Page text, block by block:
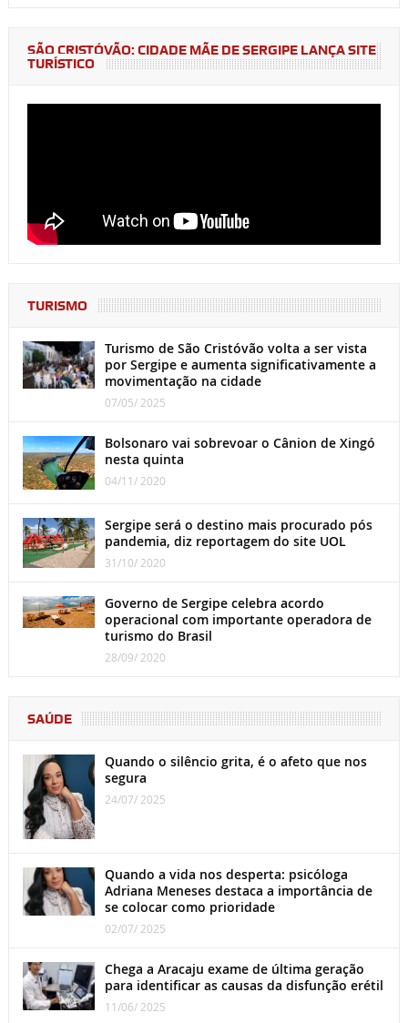
SÃO CRISTÓVÃO: CIDADE MÃE DE SERGIPE LANÇA SITE
TURÍSTICO
TURISMO
Turismo de São Cristóvão volta a ser vista
por Sergipe e aumenta significativamente a
movimentação na cidade
07/05/ 2025
Bolsonaro vai sobrevoar o Cânion de Xingó
nesta quinta
04/11/ 2020
Sergipe será o destino mais procurado pós
pandemia, diz reportagem do site UOL
31/10/ 2020
Governo de Sergipe celebra acordo
operacional com importante operadora de
turismo do Brasil
28/09/ 2020
SAÚDE
Quando o silêncio grita, é o afeto que nos
segura
24/07/ 2025
Quando a vida nos desperta: psicóloga
Adriana Meneses destaca a importância de
se colocar como prioridade
02/07/ 2025
Chega a Aracaju exame de última geração
para identificar as causas da disfunção erétil
11/06/ 2025